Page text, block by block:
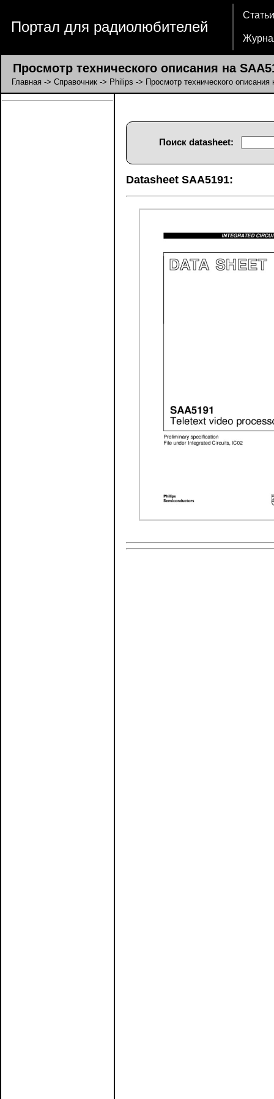
Портал для радиолюбителей
Статьи
Просмотр технического описания на
Главная -> Справочник -> Philips -> Просмотр технического описания
Поиск datasheet:
Datasheet SAA5191: